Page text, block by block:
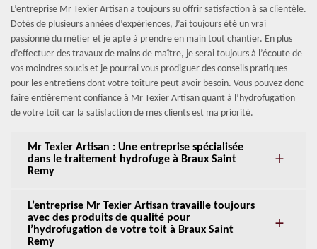
L’entreprise Mr Texier Artisan a toujours su offrir satisfaction à sa clientèle.
Dotés de plusieurs années d’expériences, J’ai toujours été un vrai
passionné du métier et je apte à prendre en main tout chantier. En plus
d’effectuer des travaux de mains de maître, je serai toujours à l’écoute de
vos moindres soucis et je pourrai vous prodiguer des conseils pratiques
pour les entretiens dont votre toiture peut avoir besoin. Vous pouvez donc
faire entièrement confiance à Mr Texier Artisan quant à l’hydrofugation
de votre toit car la satisfaction de mes clients est ma priorité.
Mr Texier Artisan : Une entreprise spécialisée
dans le traitement hydrofuge à Braux Saint
Remy
L’entreprise Mr Texier Artisan travaille toujours
avec des produits de qualité pour
l’hydrofugation de votre toit à Braux Saint
Remy